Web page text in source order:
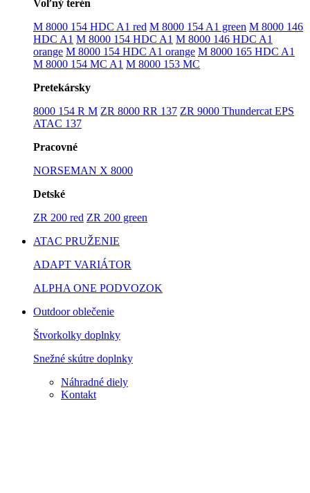
Voľný terén
M 8000 154 HDC A1 red M 8000 154 A1 green M 8000 146
HDC A1 M 8000 154 HDC A1 M 8000 146 HDC A1
orange M 8000 154 HDC A1 orange M 8000 165 HDC A1
M 8000 154 MC A1 M 8000 153 MC
Pretekársky
8000 154 R M ZR 8000 RR 137 ZR 9000 Thundercat EPS
ATAC 137
Pracovné
NORSEMAN X 8000
Detské
ZR 200 red ZR 200 green
ATAC PRUŽENIE
ADAPT VARIÁTOR
ALPHA ONE PODVOZOK
Outdoor oblečenie
Štvorkolky doplnky
Snežné skútre doplnky
Náhradné diely
Kontakt